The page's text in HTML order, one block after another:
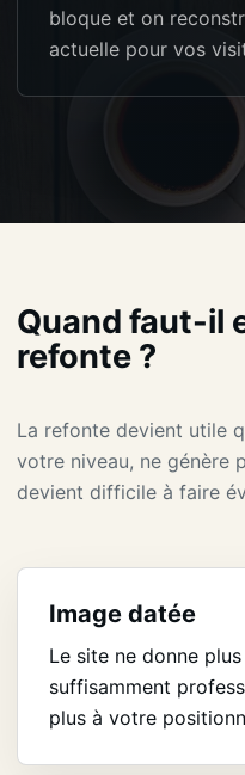
bloque et on
actuelle pour vos
Quand faut-il
refonte ?
La refonte devient utile
votre niveau, ne génère
devient difficile à faire
Image datée
Le site ne donne
suffisamment
plus à votre